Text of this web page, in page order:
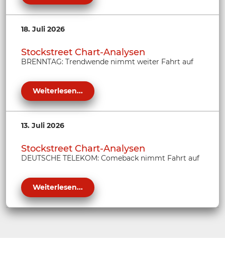
18. Juli 2026
Stockstreet Chart-Analysen
BRENNTAG: Trendwende nimmt weiter Fahrt auf
Weiterlesen...
13. Juli 2026
Stockstreet Chart-Analysen
DEUTSCHE TELEKOM: Comeback nimmt Fahrt auf
Weiterlesen...